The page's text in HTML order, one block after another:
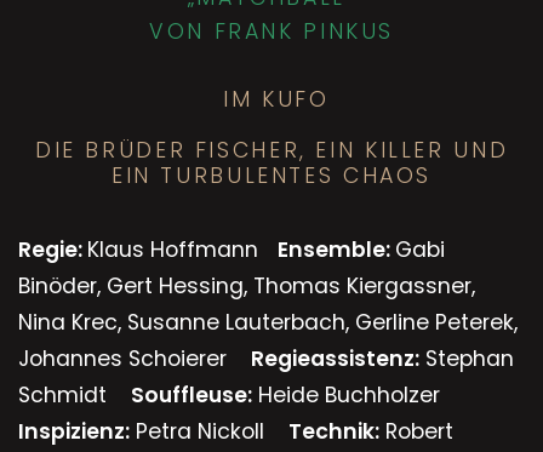
VON FRANK PINKUS
IM KUFO
DIE BRÜDER FISCHER, EIN KILLER UND
EIN TURBULENTES CHAOS
Regie: Klaus Hoffmann Ensemble: Gabi
Binöder, Gert Hessing, Thomas Kiergassner,
Nina Krec, Susanne Lauterbach, Gerline Peterek,
Johannes Schoierer Regieassistenz: Stephan
Schmidt Souffleuse: Heide Buchholzer
Inspizienz: Petra Nickoll Technik: Robert